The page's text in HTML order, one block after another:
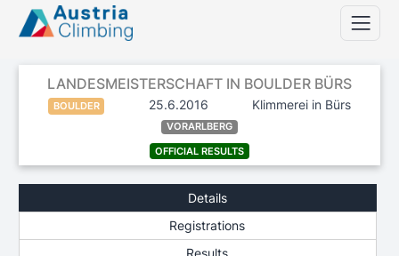
LANDESMEISTERSCHAFT IN BOULDER BÜRS
BOULDER 25.6.2016 Klimmerei in Bürs
VORARLBERG
OFFICIAL RESULTS
Details
Registrations
Results